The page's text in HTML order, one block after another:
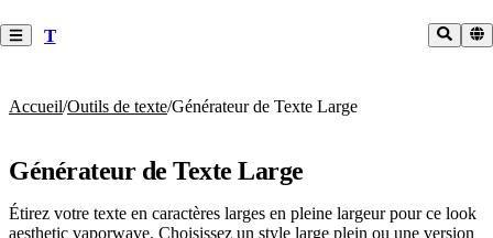
T
Accueil/Outils de texte/Générateur de Texte Large
Générateur de Texte Large
Étirez votre texte en caractères larges en pleine largeur pour ce look
aesthetic vaporwave. Choisissez un style large plein ou une version